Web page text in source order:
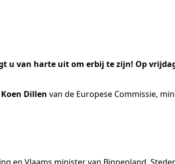
u van harte uit om erbij te zijn! Op
Koen Dillen van de Europese Commissie,